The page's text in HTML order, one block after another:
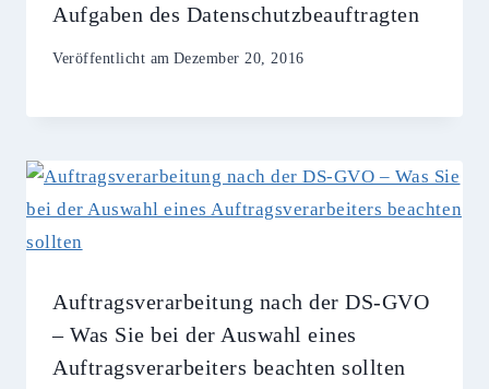
Aufgaben des Datenschutzbeauftragten
Veröffentlicht am Dezember 20, 2016
Auftragsverarbeitung nach der DS-GVO
– Was Sie bei der Auswahl eines
Auftragsverarbeiters beachten sollten